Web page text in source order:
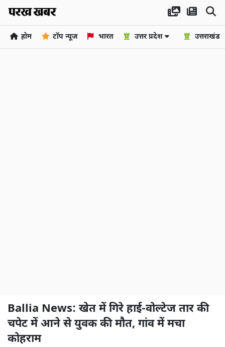
होम टॉप न्यूज भारत उत्तर प्रदेश उत्तराखंड
Ballia News: खेत में गिरे हाई-वोल्टेज तार की
चपेट में आने से युवक की मौत, गांव में मचा
कोहराम